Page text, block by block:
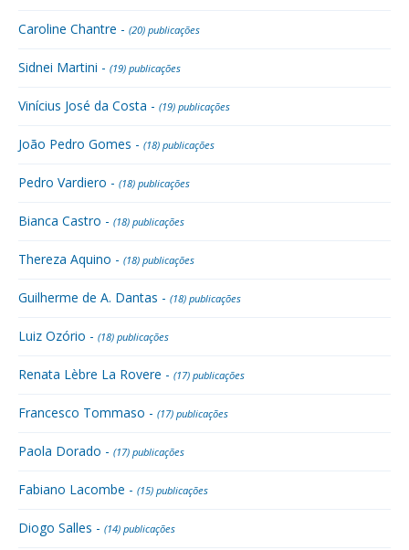
Caroline Chantre - (20) publicações
Sidnei Martini - (19) publicações
Vinícius José da Costa - (19) publicações
João Pedro Gomes - (18) publicações
Pedro Vardiero - (18) publicações
Bianca Castro - (18) publicações
Thereza Aquino - (18) publicações
Guilherme de A. Dantas - (18) publicações
Luiz Ozório - (18) publicações
Renata Lèbre La Rovere - (17) publicações
Francesco Tommaso - (17) publicações
Paola Dorado - (17) publicações
Fabiano Lacombe - (15) publicações
Diogo Salles - (14) publicações